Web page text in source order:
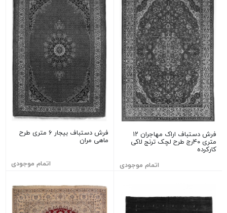
فرش دستباف اراک مهاجران ۱۲
متری ۴۰رج طرح لچک ترنج لاکی
کارکرده
اتمام موجودی
فرش دستباف بیجار ۶ متری طرح
ماهی مران
اتمام موجودی